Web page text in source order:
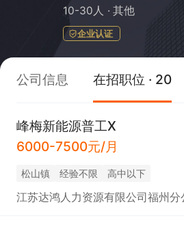
10-30人 其他
企业认证
公司信息 在招职位 · 20
峰梅新能源普工X
6000-7500元/月
松山镇 经验不限 高中以下
江苏达鸿人力资源有限公司福州分